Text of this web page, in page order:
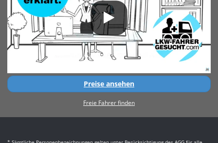
Preise ansehen
Freie Fahrer finden